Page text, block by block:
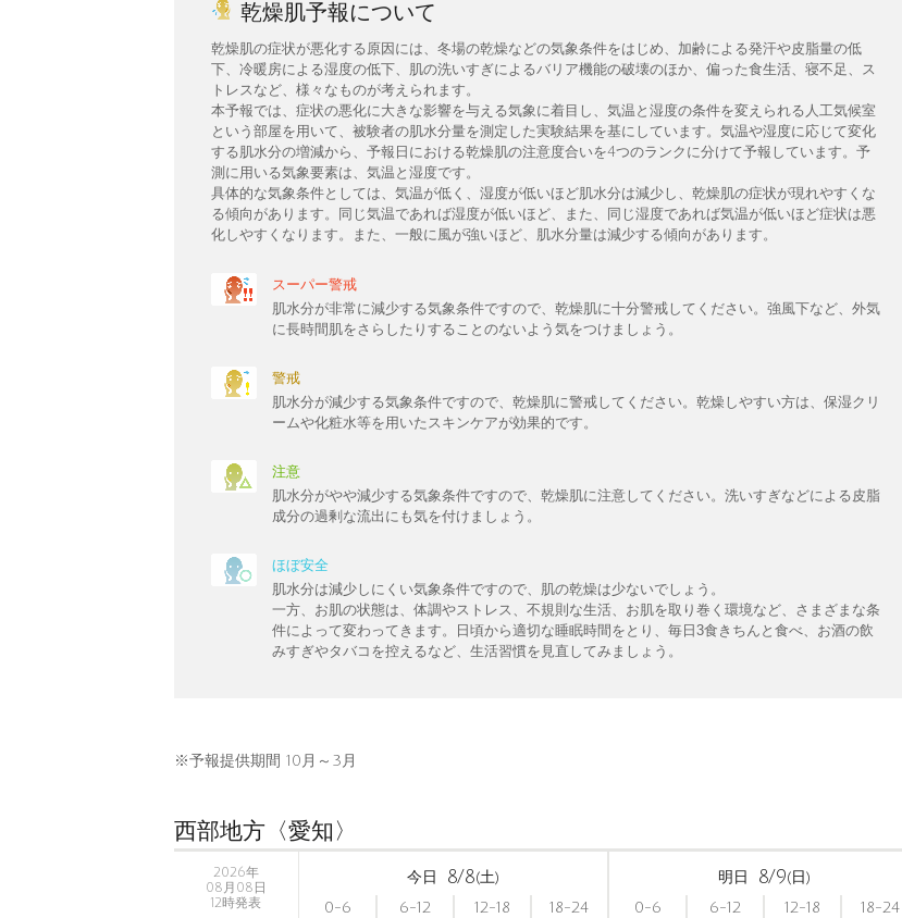
乾燥肌予報について
乾燥肌の症状が悪化する原因には、冬場の乾燥などの気象条件をはじめ、加齢による発汗や皮脂量の低
下、冷暖房による湿度の低下、肌の洗いすぎによるバリア機能の破壊のほか、偏った食生活、寝不足、ス
トレスなど、様々なものが考えられます。
本予報では、症状の悪化に大きな影響を与える気象に着目し、気温と湿度の条件を変えられる人工気候室
という部屋を用いて、被験者の肌水分量を測定した実験結果を基にしています。気温や湿度に応じて変化
する肌水分の増減から、予報日における乾燥肌の注意度合いを4つのランクに分けて予報しています。予
測に用いる気象要素は、気温と湿度です。
具体的な気象条件としては、気温が低く、湿度が低いほど肌水分は減少し、乾燥肌の症状が現れやすくな
る傾向があります。同じ気温であれば湿度が低いほど、また、同じ湿度であれば気温が低いほど症状は悪
化しやすくなります。また、一般に風が強いほど、肌水分量は減少する傾向があります。
スーパー警戒
肌水分が非常に減少する気象条件ですので、乾燥肌に十分警戒してください。強風下など、外気
に長時間肌をさらしたりすることのないよう気をつけましょう。
警戒
肌水分が減少する気象条件ですので、乾燥肌に警戒してください。乾燥しやすい方は、保湿クリ
ームや化粧水等を用いたスキンケアが効果的です。
注意
肌水分がやや減少する気象条件ですので、乾燥肌に注意してください。洗いすぎなどによる皮脂
成分の過剰な流出にも気を付けましょう。
ほぼ安全
肌水分は減少しにくい気象条件ですので、肌の乾燥は少ないでしょう。
一方、お肌の状態は、体調やストレス、不規則な生活、お肌を取り巻く環境など、さまざまな条
件によって変わってきます。日頃から適切な睡眠時間をとり、毎日3食きちんと食べ、お酒の飲
みすぎやタバコを控えるなど、生活習慣を見直してみましょう。
※予報提供期間 10月～3月
西部地方〈愛知〉
2026年
08月08日
12時発表
今日 8/8(土)
0-6
6-12 12-18 18-24
明日 8/9(日)
0-6
6-12 12-18 18-24